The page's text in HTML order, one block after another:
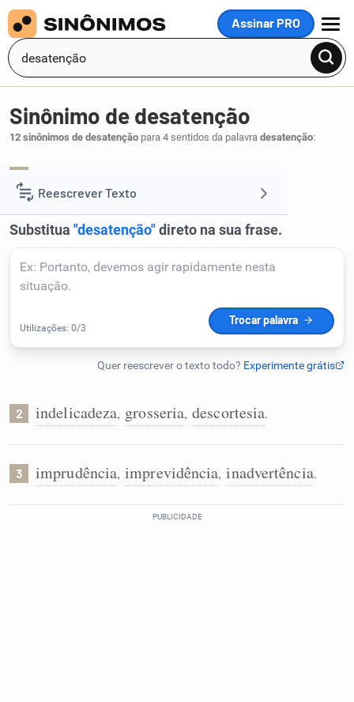
Assinar PRO
MENU
Reescrever Texto
Resumir Texto
Corrigir Texto
Detector de IA
Humanizador de IA
Conexões
Sinônimo de desatenção
12 sinônimos de desatenção para 4 sentidos da palavra desatenção:
2 indelicadeza, grosseria, descortesia.
3 imprudência, imprevidência, inadvertência.